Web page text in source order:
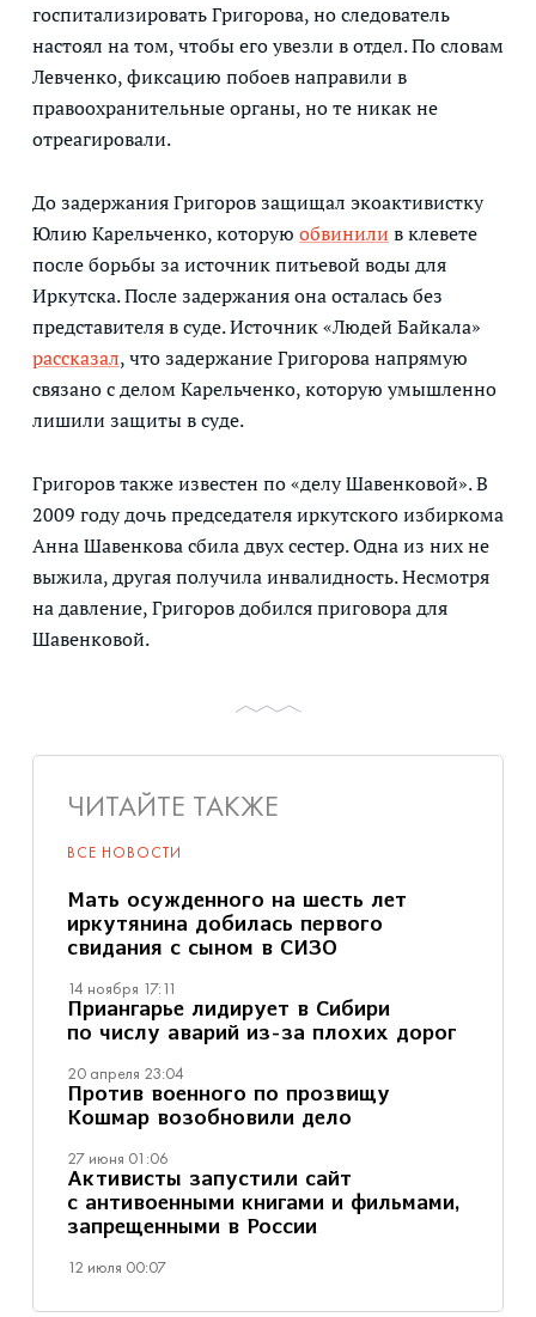
госпитализировать Григорова, но следователь
настоял на том, чтобы его увезли в отдел. По словам
Левченко, фиксацию побоев направили в
правоохранительные органы, но те никак не
отреагировали.
До задержания Григоров защищал экоактивистку
Юлию Карельченко, которую обвинили в клевете
после борьбы за источник питьевой воды для
Иркутска. После задержания она осталась без
представителя в суде. Источник «Людей Байкала»
рассказал, что задержание Григорова напрямую
связано с делом Карельченко, которую умышленно
лишили защиты в суде.
Григоров также известен по «делу Шавенковой». В
2009 году дочь председателя иркутского избиркома
Анна Шавенкова сбила двух сестер. Одна из них не
выжила, другая получила инвалидность. Несмотря
на давление, Григоров добился приговора для
Шавенковой.
ЧИТАЙТЕ ТАКЖЕ
ВСЕ НОВОСТИ
Мать осужденного на шесть лет
иркутянина добилась первого
свидания с сыном в СИЗО
14 ноября 17:11
Приангарье лидирует в Сибири
по числу аварий из-за плохих дорог
20 апреля 23:04
Против военного по прозвищу
Кошмар возобновили дело
27 июня 01:06
Активисты запустили сайт
с антивоенными книгами и фильмами,
запрещенными в России
12 июля 00:07